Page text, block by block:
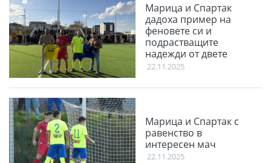
Марица и Спартак
дадоха пример на
феновете си и
подрастващите
надежди от двете
школи
22.11.2025
Марица и Спартак с
равенство в
интересен мач
22.11.2025